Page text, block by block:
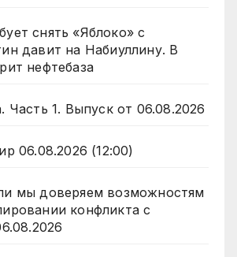
снять «Яблоко» с
давит на Набиуллину. В
нефтебаза
Часть 1. Выпуск от 06.08.2026
06.08.2026 (12:00)
мы доверяем возможностям
конфликта с